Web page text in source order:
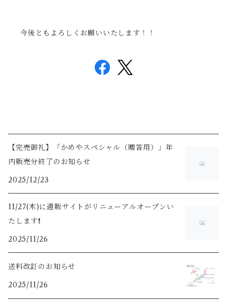
今後ともよろしくお願いいたします！！
【完売御礼】「かめやスペシャル（贈答用）」年
内販売分終了のお知らせ
2025/12/23
11/27(木)に通販サイトがリニューアルオープンい
たします❗️
2025/11/26
送料改訂のお知らせ
2025/11/26